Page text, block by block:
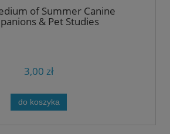
of Summer Canine
& Pet Studies
3,00 zł
do koszyka